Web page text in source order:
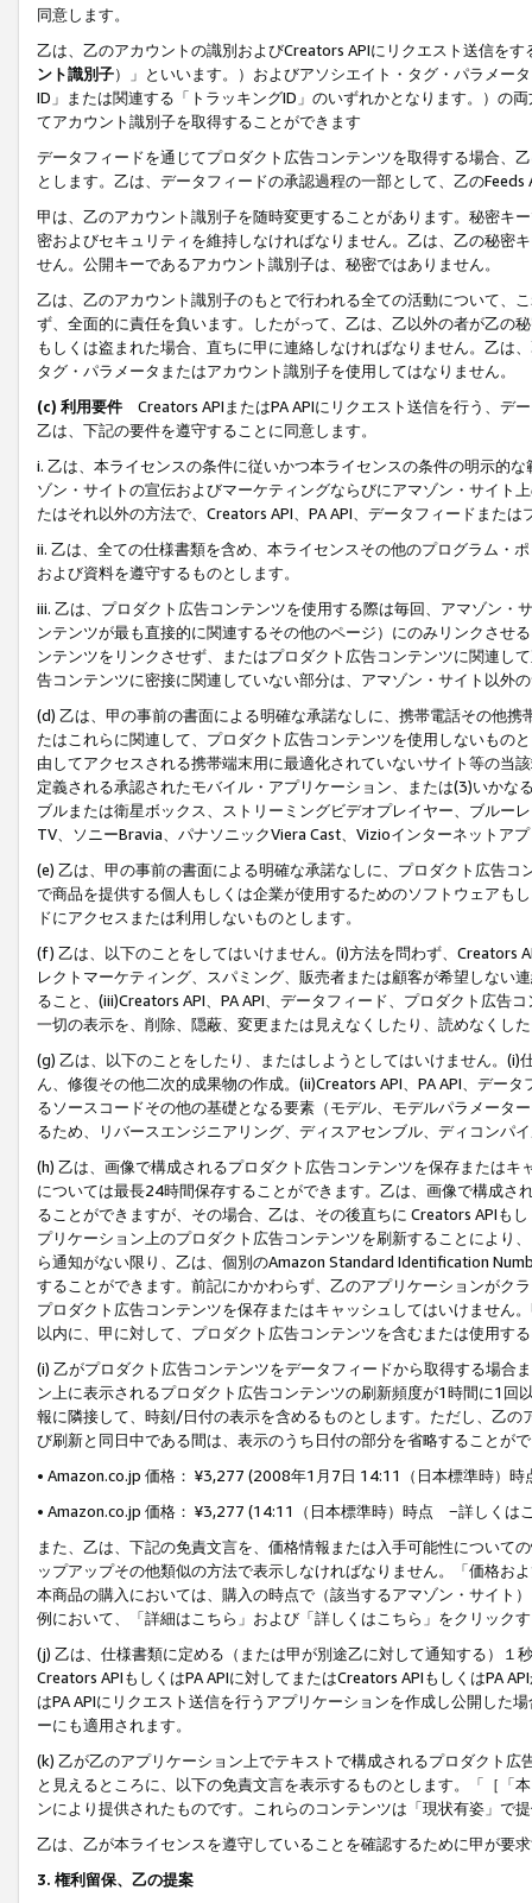
同意します。
乙は、乙のアカウントの識別およびCreators APIにリクエスト送信を
ント識別子）」といいます。）およびアソシエイト・タグ・パラメー
ID」または関連する「トラッキングID」のいずれかとなります。）の
てアカウント識別子を取得することができます
データフィードを通じてプロダクト広告コンテンツを取得する場合、
とします。乙は、データフィードの承認過程の一部として、乙の
甲は、乙のアカウント識別子を随時変更することがあります。秘密キ
密およびセキュリティを維持しなければなりません。乙は、乙の秘密
せん。公開キーであるアカウント識別子は、秘密ではありません。
乙は、乙のアカウント識別子のもとで行われる全ての活動について、
ず、全面的に責任を負います。したがって、乙は、乙以外の者が乙の
もしくは盗まれた場合、直ちに甲に連絡しなければなりません。乙は
タグ・パラメータまたはアカウント識別子を使用してはなりません。
(c) 利用要件 Creators APIまたはPA APIにリクエスト送信を行う、デ
乙は、下記の要件を遵守することに同意します。
i. 乙は、本ライセンスの条件に従いかつ本ライセンスの条件の明示的
ゾン・サイトの宣伝およびマーケティングならびにアマゾン・サイト
たはそれ以外の方法で、Creators API、PA API、データフィードまた
ii. 乙は、全ての仕様書類を含め、本ライセンスその他のプログラム・
および資料を遵守するものとします。
iii. 乙は、プロダクト広告コンテンツを使用する際は毎回、アマゾン
ンテンツが最も直接的に関連するその他のページ）にのみリンクさせ
ンテンツをリンクさせず、またはプロダクト広告コンテンツに関連し
告コンテンツに密接に関連していない部分は、アマゾン・サイト以外
(d) 乙は、甲の事前の書面による明確な承諾なしに、携帯電話その他
たはこれらに関連して、プロダクト広告コンテンツを使用しないもの
由してアクセスされる携帯端末用に最適化されていないサイト等の当
定義される承認されたモバイル・アプリケーション、または(3)いか
ブルまたは衛星ボックス、ストリーミングビデオプレイヤー、ブルー
TV、ソニーBravia、パナソニックViera Cast、Vizioインターネットア
(e) 乙は、甲の事前の書面による明確な承諾なしに、プロダクト広告
で商品を提供する個人もしくは企業が使用するためのソフトウェアも
ドにアクセスまたは利用しないものとします。
(f) 乙は、以下のことをしてはいけません。(i)方法を問わず、Creators
レクトマーケティング、スパミング、販売者または顧客が希望しない
ること、(iii)Creators API、PA API、データフィード、プロダクト広告
一切の表示を、削除、隠蔽、変更または見えなくしたり、読めなくし
(g) 乙は、以下のことをしたり、またはしようとしてはいけません。
ん、修復その他二次的成果物の作成。(ii)Creators API、PA API、デー
るソースコードその他の基礎となる要素（モデル、モデルパラメータ
るため、リバースエンジニアリング、ディスアセンブル、ディコンパ
(h) 乙は、画像で構成されるプロダクト広告コンテンツを保存または
については最長24時間保存することができます。乙は、画像で構成
ることができますが、その場合、乙は、その後直ちに Creators APIも
プリケーション上のプロダクト広告コンテンツを刷新することにより
ら通知がない限り、乙は、個別のAmazon Standard Identification
することができます。前記にかかわらず、乙のアプリケーションがク
プロダクト広告コンテンツを保存またはキャッシュしてはいけません
以内に、甲に対して、プロダクト広告コンテンツを含むまたは使用す
(i) 乙がプロダクト広告コンテンツをデータフィードから取得する場合
ン上に表示されるプロダクト広告コンテンツの刷新頻度が1時間に1
報に隣接して、時刻/日付の表示を含めるものとします。ただし、乙
び刷新と同日中である間は、表示のうち日付の部分を省略することが
• Amazon.co.jp 価格： ¥3,277 (2008年1月7日 14:11（日本標準時）
• Amazon.co.jp 価格： ¥3,277 (14:11（日本標準時）時点 −詳しくは
また、乙は、下記の免責文言を、価格情報または入手可能性について
ップアップその他類似の方法で表示しなければなりません。「価格
本商品の購入においては、購入の時点で（該当するアマゾン・サイト
例において、「詳細はこちら」および「詳しくはこちら」をクリック
(j) 乙は、仕様書類に定める（または甲が別途乙に対して通知する）
Creators APIもしくはPA APIに対してまたはCreators APIもしくはPA
はPA APIにリクエスト送信を行うアプリケーションを作成し公開した
ーにも適用されます。
(k) 乙が乙のアプリケーション上でテキストで構成されるプロダクト
と見えるところに、以下の免責文言を表示するものとします。「［「
ンにより提供されたものです。これらのコンテンツは「現状有姿」で
乙は、乙が本ライセンスを遵守していることを確認するために甲が要
3. 権利留保、乙の提案